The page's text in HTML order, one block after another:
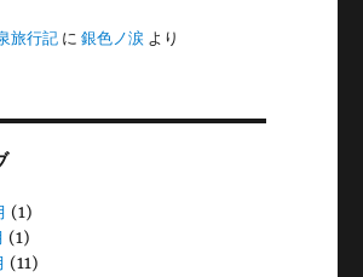
旅行記 に銀色ノ涙 より
(1)
(1)
(11)